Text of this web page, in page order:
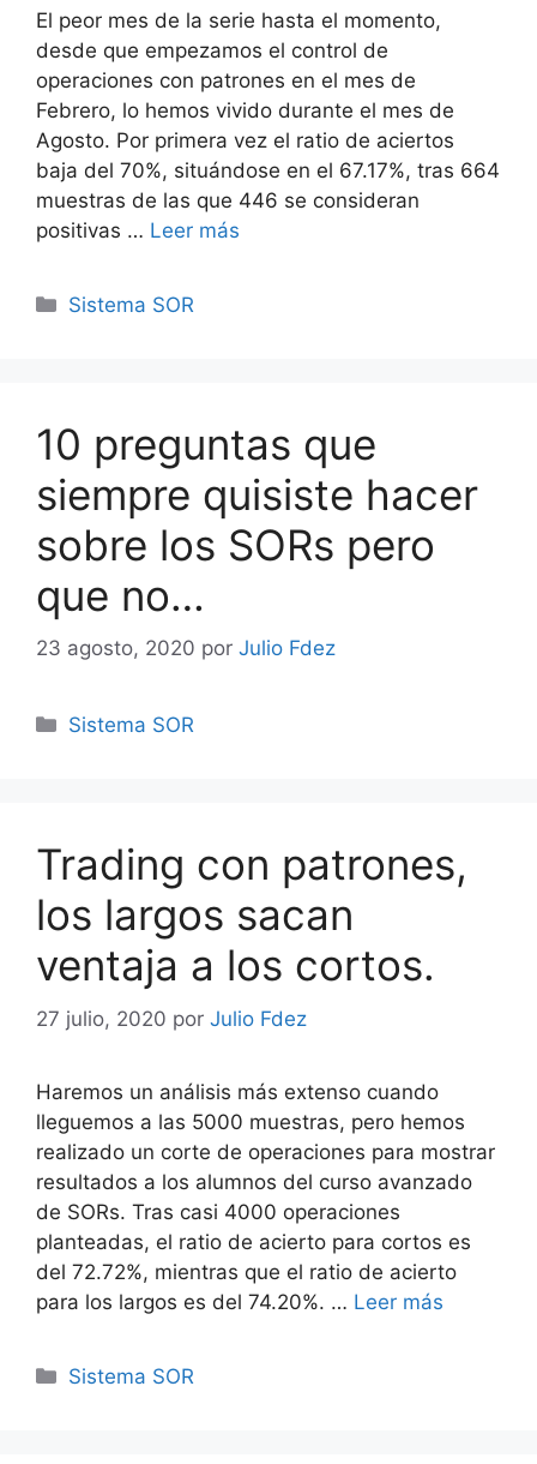
El peor mes de la serie hasta el momento,
desde que empezamos el control de
operaciones con patrones en el mes de
Febrero, lo hemos vivido durante el mes de
Agosto. Por primera vez el ratio de aciertos
baja del 70%, situándose en el 67.17%, tras 664
muestras de las que 446 se consideran
positivas … Leer más
Categorías
Sistema SOR
10 preguntas que
siempre quisiste hacer
sobre los SORs pero
que no…
23 agosto, 2020 por Julio Fdez
Categorías
Sistema SOR
Trading con patrones,
los largos sacan
ventaja a los cortos.
27 julio, 2020 por Julio Fdez
Haremos un análisis más extenso cuando
lleguemos a las 5000 muestras, pero hemos
realizado un corte de operaciones para mostrar
resultados a los alumnos del curso avanzado
de SORs. Tras casi 4000 operaciones
planteadas, el ratio de acierto para cortos es
del 72.72%, mientras que el ratio de acierto
para los largos es del 74.20%. … Leer más
Categorías
Sistema SOR